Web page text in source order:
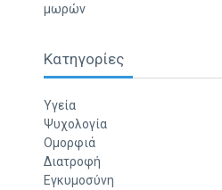
μωρών
Κατηγορίες
Υγεία
Ψυχολογία
Ομορφιά
Διατροφή
Εγκυμοσύνη